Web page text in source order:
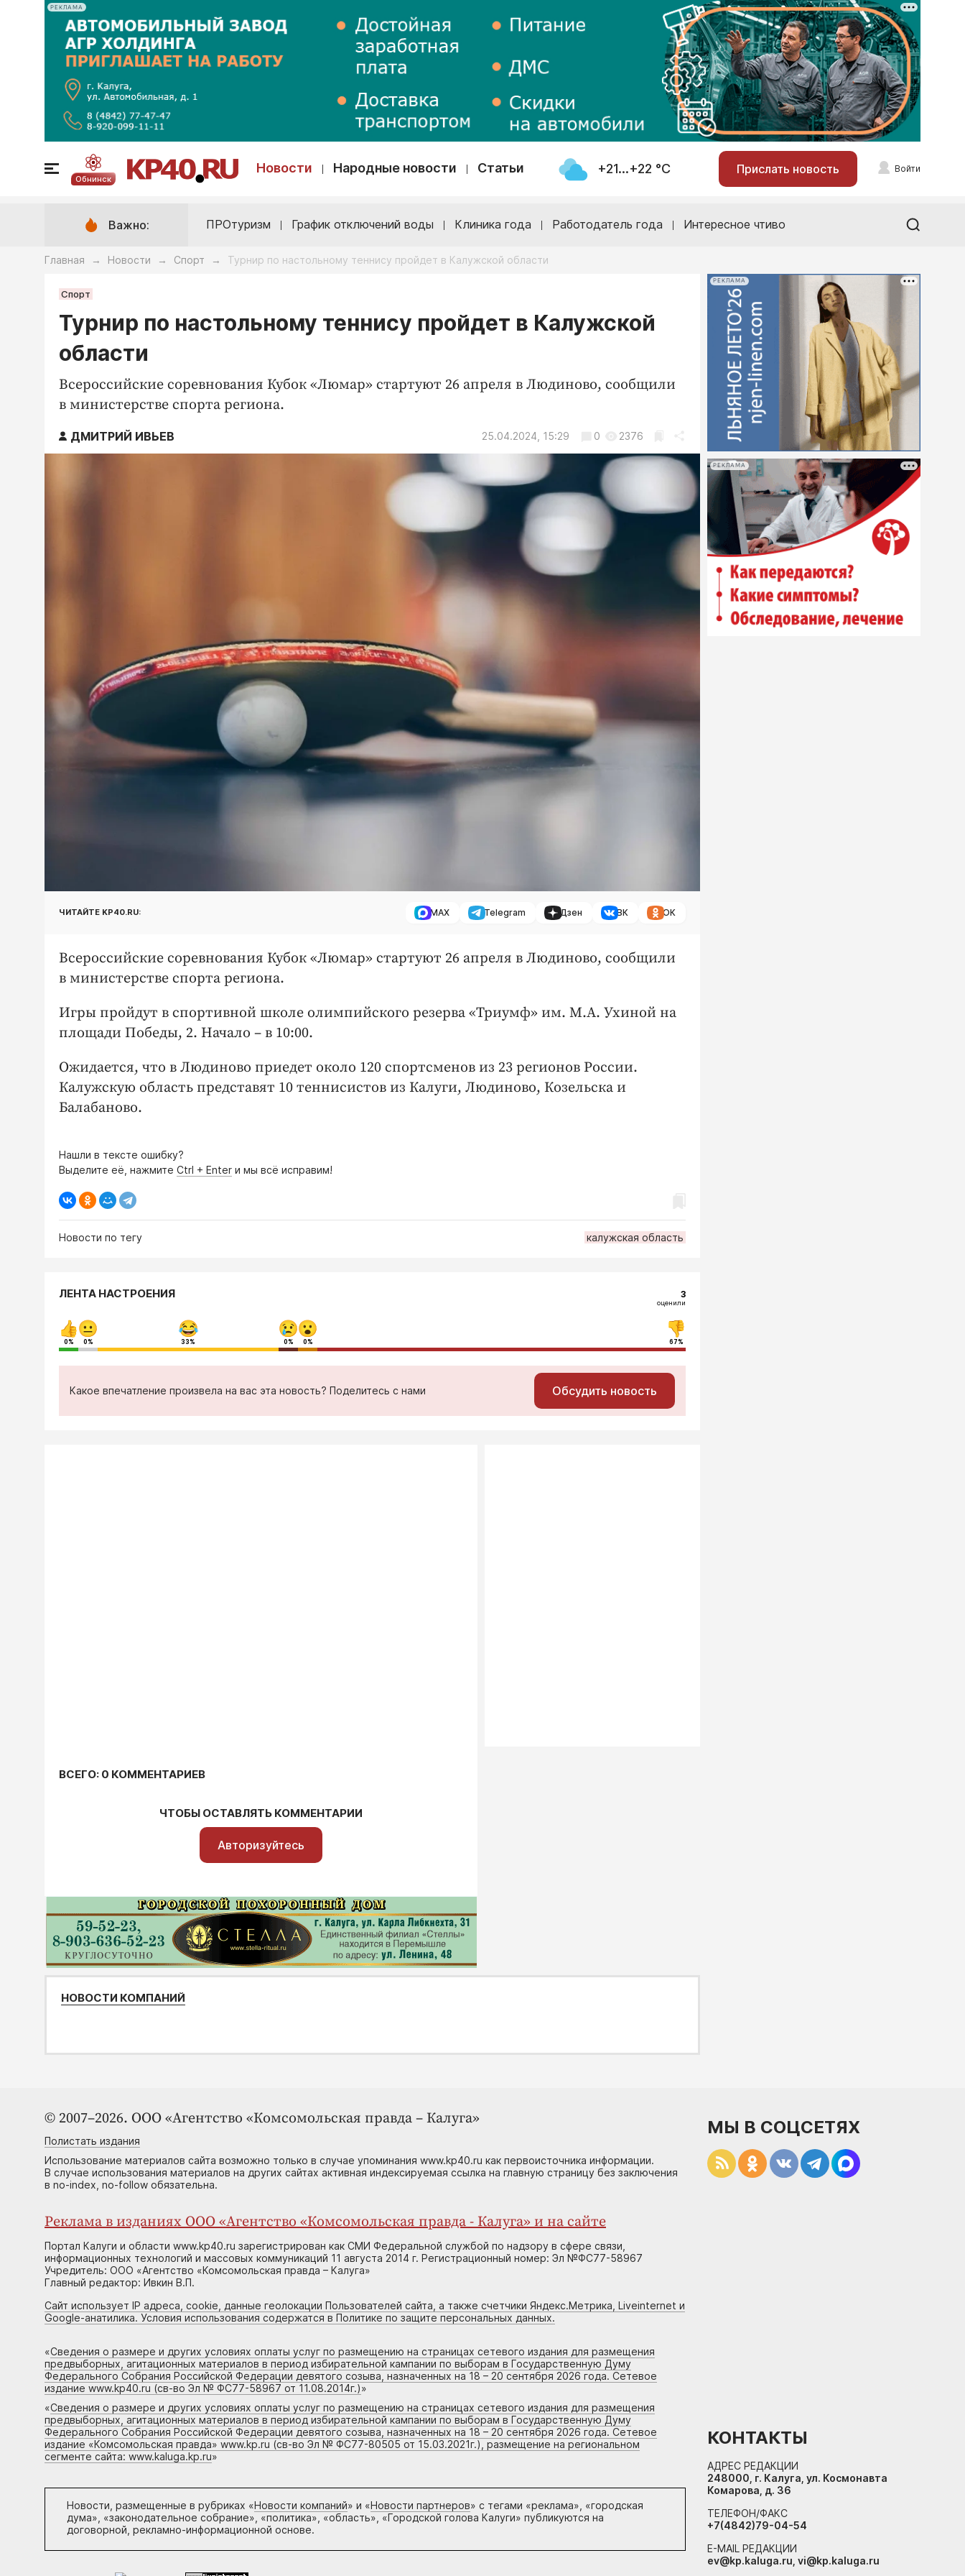
РЕКЛАМА
Обнинск
Новости Народные новости Статьи +21...+22 °С Прислать новость Войти
Важно: ПРОтуризм График отключений воды Клиника года Работодатель года Интересное чтиво
Главная → Новости → Спорт → Турнир по настольному теннису пройдет в Калужской области
Спорт
Турнир по настольному теннису пройдет в Калужской
области
Всероссийские соревнования Кубок «Люмар» стартуют 26 апреля в Людиново, сообщили
в министерстве спорта региона.
ДМИТРИЙ ИВЬЕВ 25.04.2024, 15:29 0 2376
ЧИТАЙТЕ KP40.RU: MAX Telegram Дзен ВК ОК
Всероссийские соревнования Кубок «Люмар» стартуют 26 апреля в Людиново, сообщили
в министерстве спорта региона.
Игры пройдут в спортивной школе олимпийского резерва «Триумф» им. М.А. Ухиной на
площади Победы, 2. Начало – в 10:00.
Ожидается, что в Людиново приедет около 120 спортсменов из 23 регионов России.
Калужскую область представят 10 теннисистов из Калуги, Людиново, Козельска и
Балабаново.
Нашли в тексте ошибку?
Выделите её, нажмите Ctrl + Enter и мы всё исправим!
Новости по тегу калужская область
РЕКЛАМА
РЕКЛАМА
ЛЕНТА НАСТРОЕНИЯ 3
оценили
0% 0% 33% 0% 0% 67%
Какое впечатление произвела на вас эта новость? Поделитесь с нами Обсудить новость
ВСЕГО: 0 КОММЕНТАРИЕВ
ЧТОБЫ ОСТАВЛЯТЬ КОММЕНТАРИИ
Авторизуйтесь
НОВОСТИ КОМПАНИЙ
© 2007–2026. ООО «Агентство «Комсомольская правда – Калуга»
Полистать издания
Использование материалов сайта возможно только в случае упоминания www.kp40.ru как первоисточника информации.
В случае использования материалов на других сайтах активная индексируемая ссылка на главную страницу без заключения
в no-index, no-follow обязательна.
Реклама в изданиях ООО «Агентство «Комсомольская правда - Калуга» и на сайте
Портал Калуги и области www.kp40.ru зарегистрирован как СМИ Федеральной службой по надзору в сфере связи,
информационных технологий и массовых коммуникаций 11 августа 2014 г. Регистрационный номер: Эл №ФС77-58967
Учредитель: ООО «Агентство «Комсомольская правда – Калуга»
Главный редактор: Ивкин В.П.
Сайт использует IP адреса, cookie, данные геолокации Пользователей сайта, а также счетчики Яндекс.Метрика, Liveinternet и
Google-анатилика. Условия использования содержатся в Политике по защите персональных данных.
«Сведения о размере и других условиях оплаты услуг по размещению на страницах сетевого издания для размещения
предвыборных, агитационных материалов в период избирательной кампании по выборам в Государственную Думу
Федерального Собрания Российской Федерации девятого созыва, назначенных на 18 – 20 сентября 2026 года. Сетевое
издание www.kp40.ru (св-во Эл № ФС77-58967 от 11.08.2014г.)»
«Сведения о размере и других условиях оплаты услуг по размещению на страницах сетевого издания для размещения
предвыборных, агитационных материалов в период избирательной кампании по выборам в Государственную Думу
Федерального Собрания Российской Федерации девятого созыва, назначенных на 18 – 20 сентября 2026 года. Сетевое
издание «Комсомольская правда» www.kp.ru (св-во Эл № ФС77-80505 от 15.03.2021г.), размещение на региональном
сегменте сайта: www.kaluga.kp.ru»
Новости, размещенные в рубриках «Новости компаний» и «Новости партнеров» с тегами «реклама», «городская
дума», «законодательное собрание», «политика», «область», «Городской голова Калуги» публикуются на
договорной, рекламно-информационной основе.
МЫ В СОЦСЕТЯХ
КОНТАКТЫ
АДРЕС РЕДАКЦИИ
248000, г. Калуга, ул. Космонавта
Комарова, д. 36
ТЕЛЕФОН/ФАКС
+7(4842)79-04-54
E-MAIL РЕДАКЦИИ
ev@kp.kaluga.ru, vi@kp.kaluga.ru